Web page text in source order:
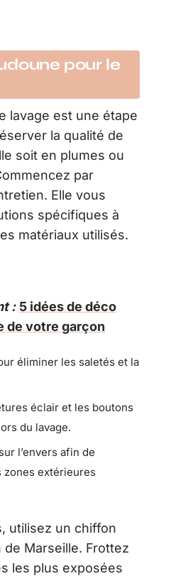
pour le
lavage est une étape
la qualité de
soit en plumes ou
par
Elle vous
spécifiques à
matériaux utilisés.
: 5 idées de déco
de votre garçon
éliminer les saletés et la
éclair et les boutons
du lavage.
l’envers afin de
zones extérieures
utilisez un chiffon
Marseille. Frottez
les plus exposées